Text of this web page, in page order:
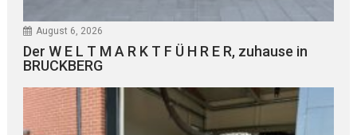
August 6, 2026
Der W E L T M A R K T F Ü H R E R, zuhause in
BRUCKBERG